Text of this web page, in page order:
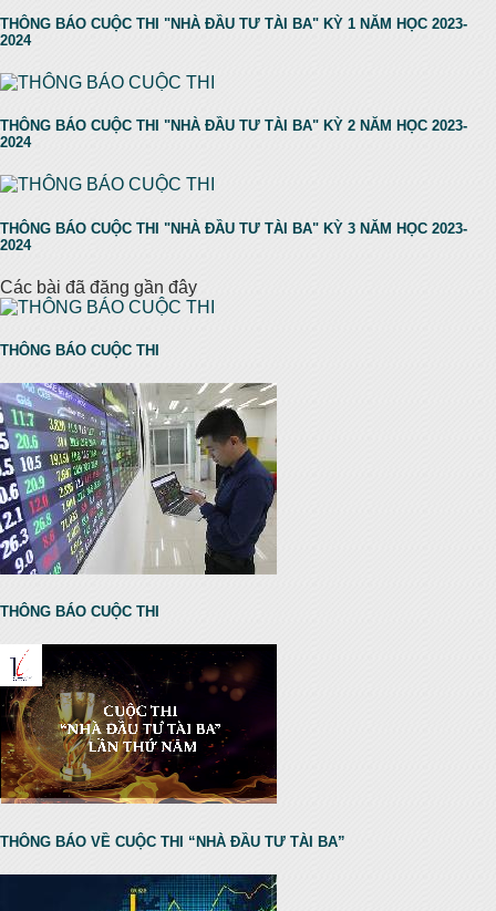
THÔNG BÁO CUỘC THI "NHÀ ĐẦU TƯ TÀI BA" KỲ 1 NĂM HỌC 2023-
2024
THÔNG BÁO CUỘC THI "NHÀ ĐẦU TƯ TÀI BA" KỲ 2 NĂM HỌC 2023-
2024
THÔNG BÁO CUỘC THI "NHÀ ĐẦU TƯ TÀI BA" KỲ 3 NĂM HỌC 2023-
2024
Các bài đã đăng gần đây
THÔNG BÁO CUỘC THI
THÔNG BÁO CUỘC THI
THÔNG BÁO VỀ CUỘC THI “NHÀ ĐẦU TƯ TÀI BA”